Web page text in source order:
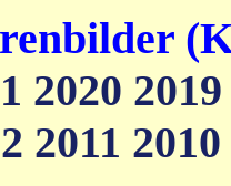
2020
2011 2010